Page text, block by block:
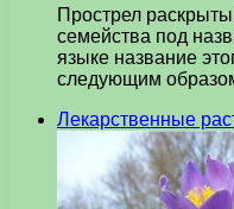
Прострел
семейства под
языке название
следующим
Лекарственные